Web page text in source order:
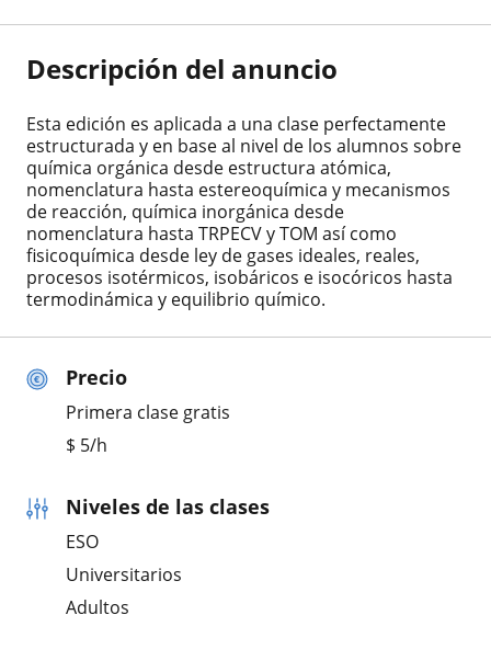
Precio
Primera clase gratis
$ 5/h
Niveles de las clases
ESO
Universitarios
Adultos
Descripción del anuncio
Esta edición es aplicada a una clase perfectamente
estructurada y en base al nivel de los alumnos sobre
química orgánica desde estructura atómica,
nomenclatura hasta estereoquímica y mecanismos
de reacción, química inorgánica desde
nomenclatura hasta TRPECV y TOM así como
fisicoquímica desde ley de gases ideales, reales,
procesos isotérmicos, isobáricos e isocóricos hasta
termodinámica y equilibrio químico.